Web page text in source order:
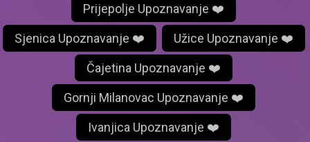
Prijepolje Upoznavanje ❤️
Sjenica Upoznavanje ❤️ Užice Upoznavanje ❤️
Čajetina Upoznavanje ❤️
Gornji Milanovac Upoznavanje ❤️
Ivanjica Upoznavanje ❤️